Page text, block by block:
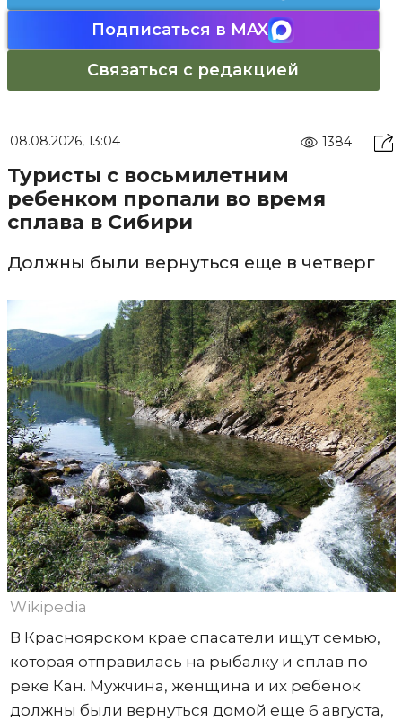
Подписаться в MAX
Связаться с редакцией
08.08.2026, 13:04 1384
Туристы с восьмилетним
ребенком пропали во время
сплава в Сибири
Должны были вернуться еще в четверг
Wikipedia
В Красноярском крае спасатели ищут семью,
которая отправилась на рыбалку и сплав по
реке Кан. Мужчина, женщина и их ребенок
должны были вернуться домой еще 6 августа,